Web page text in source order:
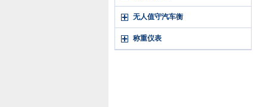
无人值守汽车衡
称重仪表